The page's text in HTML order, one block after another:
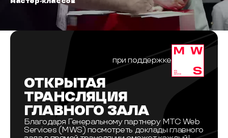
ОТКРЫТАЯ
ТРАНСЛЯЦИЯ
ГЛАВНОГО ЗАЛА
Благодаря Генеральному партнеру МТС Web
Services (MWS) посмотреть доклады главного
при поддержке